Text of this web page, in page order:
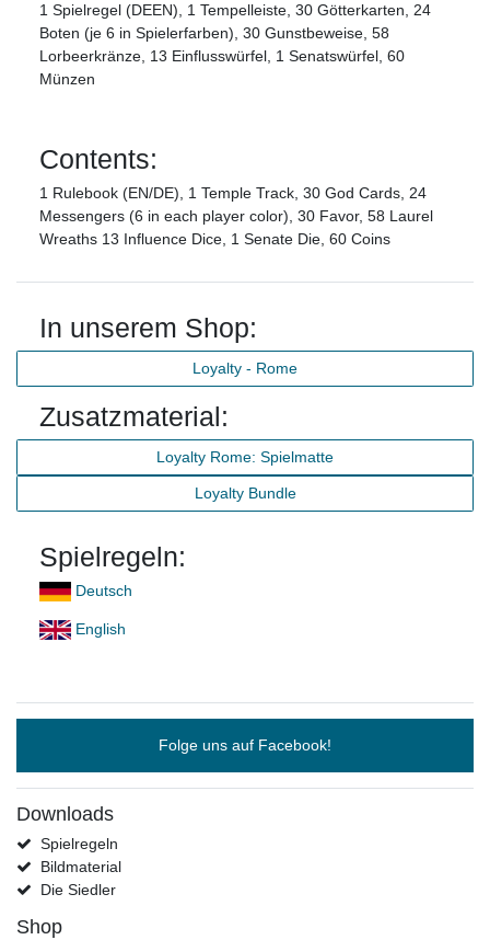
1 Spielregel (DEEN), 1 Tempelleiste, 30 Götterkarten, 24
Boten (je 6 in Spielerfarben), 30 Gunstbeweise, 58
Lorbeerkränze, 13 Einflusswürfel, 1 Senatswürfel, 60
Münzen
Contents:
1 Rulebook (EN/DE), 1 Temple Track, 30 God Cards, 24
Messengers (6 in each player color), 30 Favor, 58 Laurel
Wreaths 13 Influence Dice, 1 Senate Die, 60 Coins
In unserem Shop:
Loyalty - Rome
Zusatzmaterial:
Loyalty Rome: Spielmatte
Loyalty Bundle
Spielregeln:
Deutsch
English
Folge uns auf Facebook!
Downloads
Spielregeln
Bildmaterial
Die Siedler
Shop